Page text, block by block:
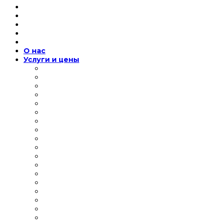
О нас
Услуги и цены